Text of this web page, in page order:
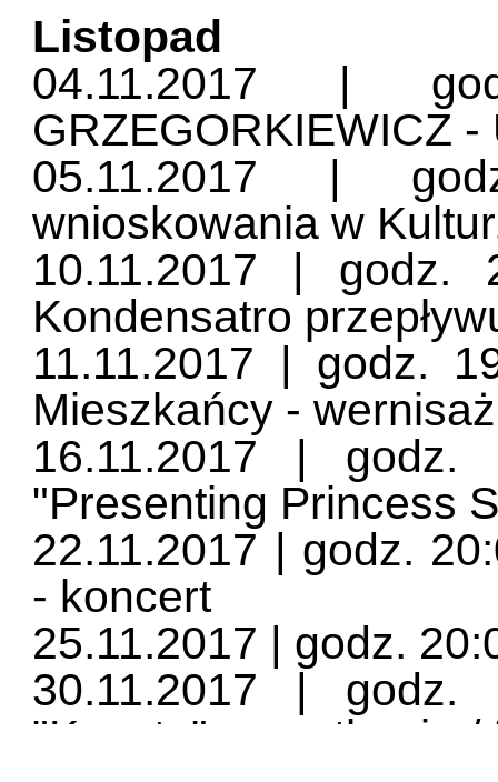
Listopad
04.11.2017 |
GRZEGORKIEWICZ
05.11.2017 |
wnioskowania w
10.11.2017 | godz.
Kondensatro
11.11.2017 | godz.
Mieszkańcy -
16.11.2017 |
"Presenting Princess
22.11.2017 | godz.
- koncert
25.11.2017 | godz.
30.11.2017 |
"Kaseta" + spotkanie /